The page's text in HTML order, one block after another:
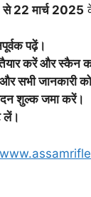
22 मार्च 2025
पढ़ें।
करें और स्कैन
सभी जानकारी
शुल्क जमा करें।
लें।